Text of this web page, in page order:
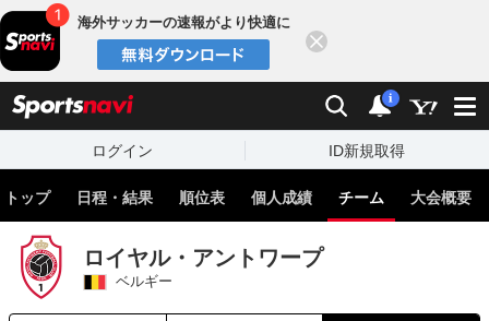
海外サッカーの速報がより快適に
検索 通知
i
ログイン ID新規取得
トップ 日程・結果 順位表 個人成績 チーム 大会概要
ロイヤル・アントワープ
ベルギー